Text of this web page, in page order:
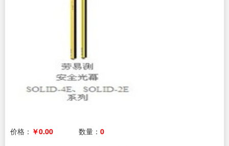
价格： ￥0.00 数量： 0